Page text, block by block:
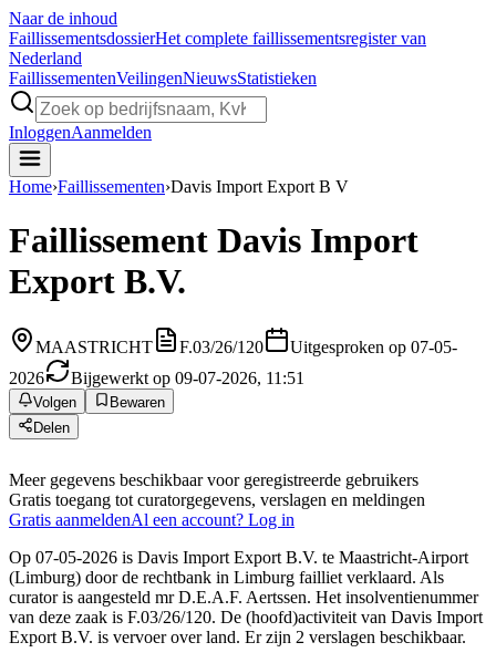
Naar de inhoud
FaillissementsdossierHet complete faillissementsregister van
Nederland
FaillissementenVeilingenNieuwsStatistieken
InloggenAanmelden
Home›Faillissementen›Davis Import Export B V
Faillissement Davis Import
Export B.V.
MAASTRICHT F.03/26/120
Uitgesproken op 07-05-
2026
Bijgewerkt op 09-07-2026, 11:51
Volgen
Bewaren
Delen
Meer gegevens beschikbaar voor geregistreerde gebruikers
Gratis toegang tot curatorgegevens, verslagen en meldingen
Gratis aanmeldenAl een account? Log in
Op 07-05-2026 is Davis Import Export B.V. te Maastricht-Airport
(Limburg) door de rechtbank in Limburg failliet verklaard. Als
curator is aangesteld mr D.E.A.F. Aertssen. Het insolventienummer
van deze zaak is F.03/26/120. De (hoofd)activiteit van Davis Import
Export B.V. is vervoer over land. Er zijn 2 verslagen beschikbaar.